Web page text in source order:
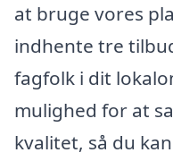
at bruge vores
indhente tre
fagfolk i dit
mulighed for at
kvalitet, så du